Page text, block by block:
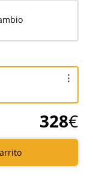
328€